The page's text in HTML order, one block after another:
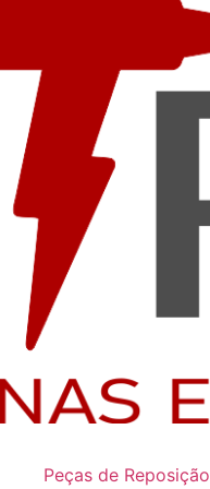
Peças de Reposição